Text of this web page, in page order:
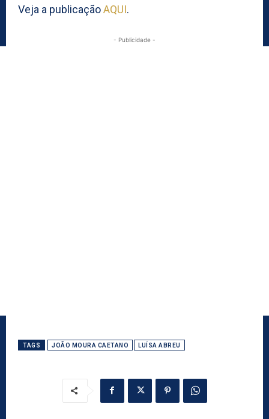
Veja a publicaçãoAQUI.
- Publicidade -
TAGS JOÃO MOURA CAETANO LUÍSA ABREU